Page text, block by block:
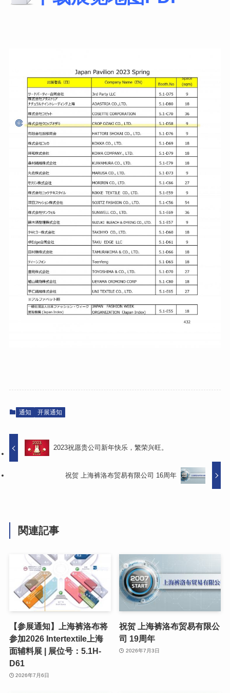
通知 开展通知
2023祝愿贵公司新年快乐，繁荣兴旺。
祝贺 上海裤洛布贸易有限公司 16周年
関連記事
【参展通知】上海裤洛布将
参加2026 Intertextile上海
面辅料展 | 展位号：5.1H-
D61
2026年7月6日
祝贺 上海裤洛布贸易有限公
司 19周年
2026年7月3日